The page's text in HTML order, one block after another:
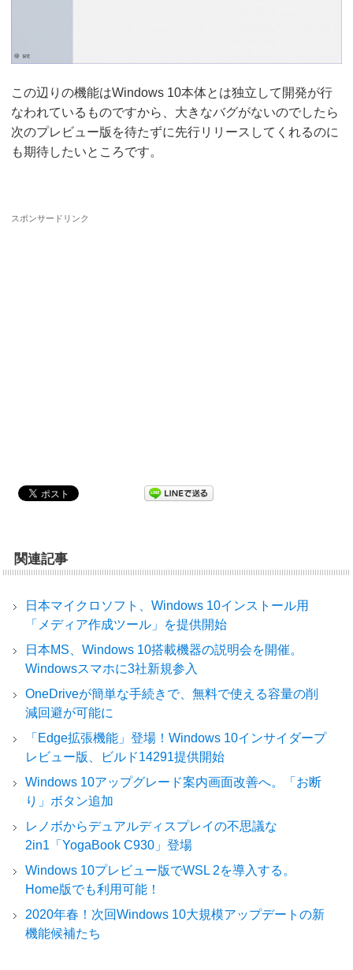
この辺りの機能はWindows 10本体とは独立して開発が行
なわれているものですから、大きなバグがないのでしたら
次のプレビュー版を待たずに先行リリースしてくれるのに
も期待したいところです。
スポンサードリンク
関連記事
日本マイクロソフト、Windows 10インストール用
「メディア作成ツール」を提供開始
日本MS、Windows 10搭載機器の説明会を開催。
Windowsスマホに3社新規参入
OneDriveが簡単な手続きで、無料で使える容量の削
減回避が可能に
「Edge拡張機能」登場！Windows 10インサイダープ
レビュー版、ビルド14291提供開始
Windows 10アップグレード案内画面改善へ。「お断
り」ボタン追加
レノボからデュアルディスプレイの不思議な
2in1「YogaBook C930」登場
Windows 10プレビュー版でWSL 2を導入する。
Home版でも利用可能！
2020年春！次回Windows 10大規模アップデートの新
機能候補たち